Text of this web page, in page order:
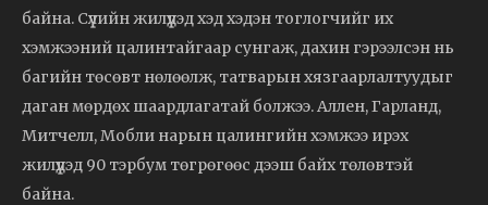
байна. Сүүлийн жилүүдэд хэд хэдэн тоглогчийг их
хэмжээний цалинтайгаар сунгаж, дахин гэрээлсэн нь
багийн төсөвт нөлөөлж, татварын хязгаарлалтуудыг
даган мөрдөх шаардлагатай болжээ. Аллен, Гарланд,
Митчелл, Мобли нарын цалингийн хэмжээ ирэх
жилүүдэд 90 тэрбум төгрөгөөс дээш байх төлөвтэй
байна.